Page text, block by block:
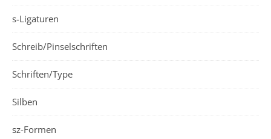
s-Ligaturen
Schreib/Pinselschriften
Schriften/Type
Silben
sz-Formen